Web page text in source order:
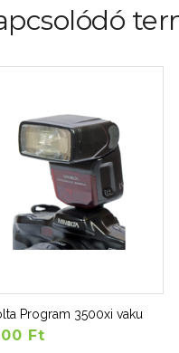
Program 3500xi vaku
Ft